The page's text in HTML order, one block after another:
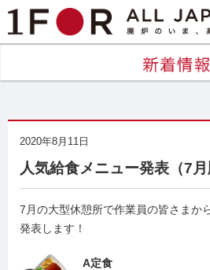
2020年8月11日
人気給食メニュー発表（7月
7月の大型休憩所で作業員の皆さまか
発表します！
A定食